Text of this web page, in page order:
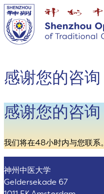
感谢您的咨询
感谢您的咨询
我们将在48小时内与您联系。
神州中医大学
Geldersekade 67